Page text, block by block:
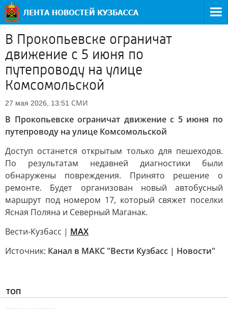
В Прокопьевске ограничат
движение с 5 июня по
путепроводу на улице
Комсомольской
27 мая 2026, 13:51 СМИ
В Прокопьевске ограничат движение с 5 июня по
путепроводу на улице Комсомольской
Доступ останется открытым только для пешеходов.
По результатам недавней диагностики были
обнаружены повреждения. Принято решение о
ремонте. Будет организован новый автобусный
маршрут под номером 17, который свяжет поселки
Ясная Поляна и Северный Маганак.
Вести-Кузбасс | MAX
Источник: Канал в МАКС "Вести Кузбасс | Новости"
ТОП